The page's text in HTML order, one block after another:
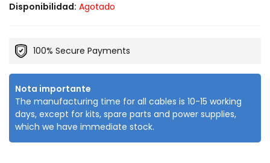
Disponibilidad: Agotado
100% Secure Payments
Nota importante
The manufacturing time for all cables is 10-15 working
days, except for kits, spare parts and power supplies,
which we have immediate stock.